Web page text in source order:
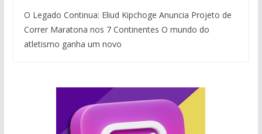
O Legado Continua: Eliud Kipchoge Anuncia Projeto de
Correr Maratona nos 7 Continentes O mundo do
atletismo ganha um novo